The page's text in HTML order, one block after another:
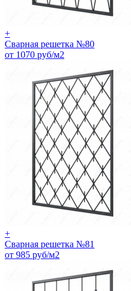
+
Сварная решетка №80
от 1070 руб/м2
+
Сварная решетка №81
от 985 руб/м2